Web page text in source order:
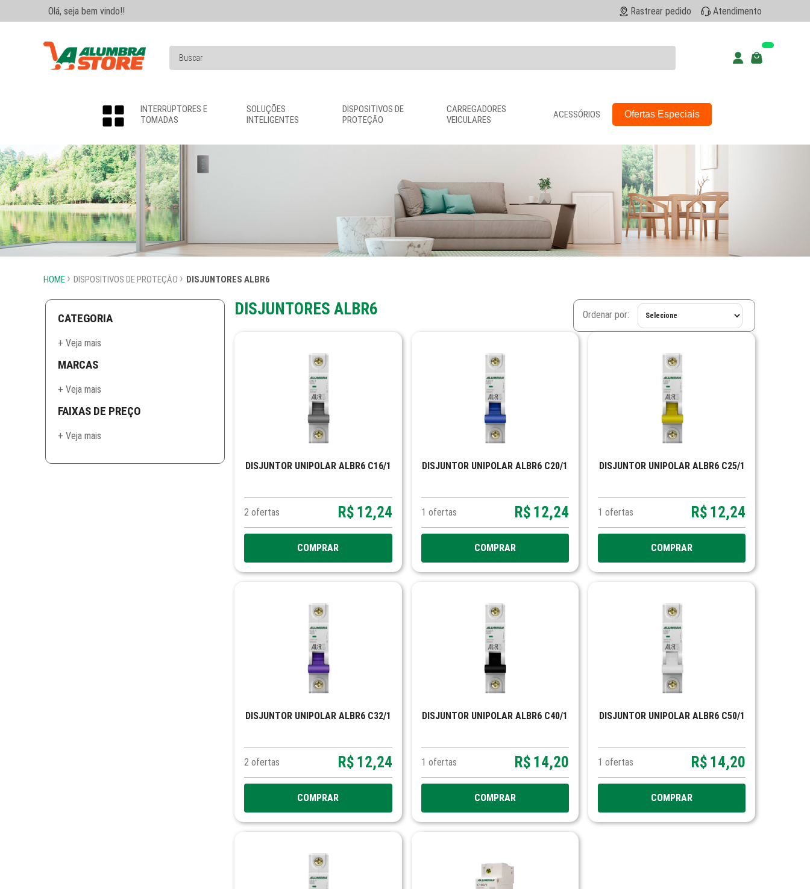
Olá, seja bem vindo!! Rastrear pedido Atendimento
INTERRUPTORES E
TOMADAS
SOLUÇÕES
INTELIGENTES
DISPOSITIVOS DE
PROTEÇÃO
CARREGADORES
VEICULARES
ACESSÓRIOS Ofertas Especiais
HOME DISPOSITIVOS DE PROTEÇÃO DISJUNTORES ALBR6
CATEGORIA
+ Veja mais
MARCAS
+ Veja mais
FAIXAS DE PREÇO
+ Veja mais
DISJUNTORES ALBR6 Ordenar por:
DISJUNTOR UNIPOLAR ALBR6 C16/1
2 ofertas R$ 12,24
COMPRAR
DISJUNTOR UNIPOLAR ALBR6 C20/1
1 ofertas R$ 12,24
COMPRAR
DISJUNTOR UNIPOLAR ALBR6 C25/1
1 ofertas R$ 12,24
COMPRAR
DISJUNTOR UNIPOLAR ALBR6 C32/1
2 ofertas R$ 12,24
COMPRAR
DISJUNTOR UNIPOLAR ALBR6 C40/1
1 ofertas R$ 14,20
COMPRAR
DISJUNTOR UNIPOLAR ALBR6 C50/1
1 ofertas R$ 14,20
COMPRAR